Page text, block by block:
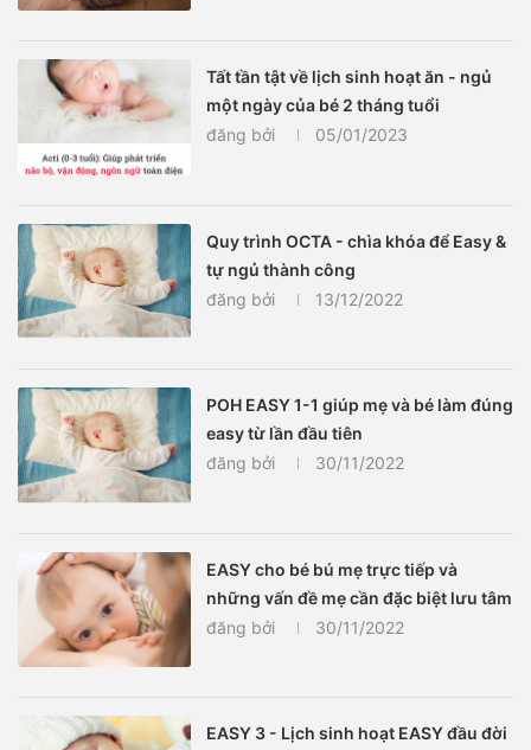
Tất tần tật về lịch sinh hoạt ăn - ngủ
một ngày của bé 2 tháng tuổi
đăng bởi
05/01/2023
Quy trình OCTA - chìa khóa để Easy &
tự ngủ thành công
đăng bởi
13/12/2022
POH EASY 1-1 giúp mẹ và bé làm đúng
easy từ lần đầu tiên
đăng bởi
30/11/2022
EASY cho bé bú mẹ trực tiếp và
những vấn đề mẹ cần đặc biệt lưu tâm
đăng bởi
30/11/2022
EASY 3 - Lịch sinh hoạt EASY đầu đời